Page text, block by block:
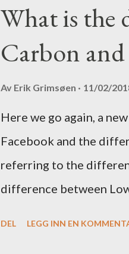
What is the
Carbon
Av Erik Grimsøen 11/02/
Here we go again, a
Facebook and the
referring to the
difference between
DEL LEGG INN EN